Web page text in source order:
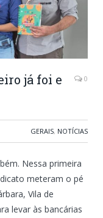
já foi e
0
GERAIS, NOTÍCIAS
Nessa primeira
meteram o pé
Vila de
levar às bancárias